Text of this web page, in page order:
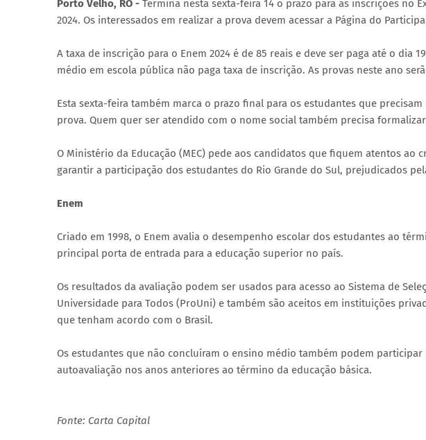
Porto Velho, RO - Termina nesta sexta-feira 14 o prazo para as inscrições no
2024. Os interessados em realizar a prova devem acessar a Página do
A taxa de inscrição para o Enem 2024 é de 85 reais e deve ser paga até o dia
médio em escola pública não paga taxa de inscrição. As provas neste ano
Esta sexta-feira também marca o prazo final para os estudantes que
prova. Quem quer ser atendido com o nome social também precisa
O Ministério da Educação (MEC) pede aos candidatos que fiquem atentos ao
garantir a participação dos estudantes do Rio Grande do Sul, prejudicados
Enem
Criado em 1998, o Enem avalia o desempenho escolar dos estudantes ao
principal porta de entrada para a educação superior no país.
Os resultados da avaliação podem ser usados para acesso ao Sistema de
Universidade para Todos (ProUni) e também são aceitos em instituições
que tenham acordo com o Brasil.
Os estudantes que não concluíram o ensino médio também podem
autoavaliação nos anos anteriores ao término da educação básica.
Fonte: Carta Capital